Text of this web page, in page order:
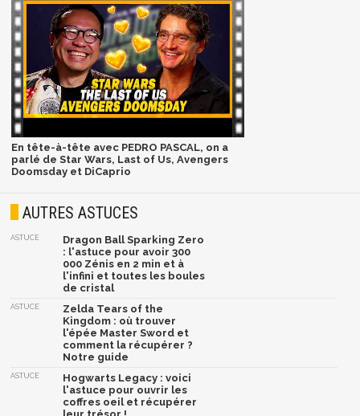
En tête-à-tête avec PEDRO PASCAL, on a
parlé de Star Wars, Last of Us, Avengers
Doomsday et DiCaprio
AUTRES ASTUCES
ASTUCE
Dragon Ball Sparking Zero
: l'astuce pour avoir 300
000 Zénis en 2 min et à
l'infini et toutes les boules
de cristal
ASTUCE
Zelda Tears of the
Kingdom : où trouver
l'épée Master Sword et
comment la récupérer ?
Notre guide
ASTUCE
Hogwarts Legacy : voici
l'astuce pour ouvrir les
coffres oeil et récupérer